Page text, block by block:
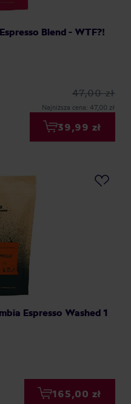
Blend - WTF?!
47,00 zł
Najniższa cena: 47,00 zł
39,99 zł
Espresso Washed 1
165,00 zł